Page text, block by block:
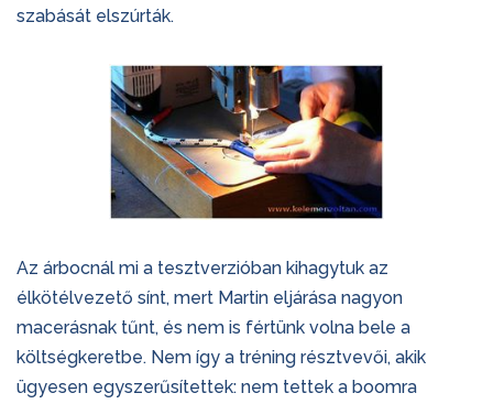
szabását elszúrták.
Az árbocnál mi a tesztverzióban kihagytuk az
élkötélvezető sínt, mert Martin eljárása nagyon
macerásnak tűnt, és nem is fértünk volna bele a
költségkeretbe. Nem így a tréning résztvevői, akik
ügyesen egyszerűsítettek: nem tettek a boomra